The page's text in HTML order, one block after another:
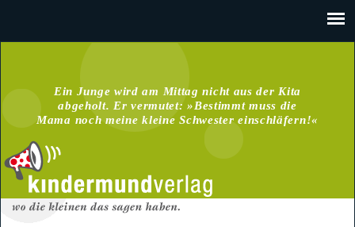
p
a
i
Ein Junge wird am Mittag nicht aus der Kita
abgeholt. Er vermutet: »Bestimmt muss die
Mama noch meine kleine Schwester einschläfern!«